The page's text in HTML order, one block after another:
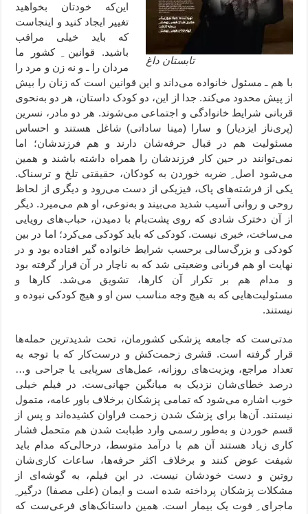
تابستان داغ
این‌که خودتان بخواهید
تغییر ایجاد کنید و اینجاست
که باید خیلی مراقب
باشید. قوانین ِ کشور ما
مردان را ـ و نه زن و مرد را
با هم ـ مسئول خانواده می‌داند و این قوانین است که زنان را بیش
از پیش محدود می‌کند. جدا از این، دو کودک داستان، هر دو به‌نحوی
قربانی شرایط خانوادگی و اجتماعی می‌شوند. هر دو مادر، نسرین
(پری‌ناز ایزدیار) و سارا (مینا ساداتی) شاغل هستند و احساس
مسئولیت هم در قبال حرفه‌شان دارند و هم فرزندشان؛ اما
نمی‌توانند در حین کار فرزند‌شان را همراه داشته باشند و همین
می‌شود اصل ِ ضربه خوردن به کودکان، حقیقتی تلخ و ترسناک.
یکی از فرشته‌های پاک، فیزیکی از دست می‌رود و دیگری از لحاظ
روحی و روانی آسیب شدید می‌بیند و به‌نوعی، او هم می‌میرد. دیگر
از آن دخترک شادی که روی پشت‌بام با دمیدن، حباب‌های رویایی
می‌ساخت، خبری نیست. کودکی که باید کودکی می‌کرد؛ اما در بین
کودکی و بزرگ‌سالی برحسب شرایط خانواده گیر افتاده بود و در
نهایت او هم قربانی وضعیتی شد که به ناچار در آن قرار گرفته بود
و مدام هم بر تکرار آن کارها، تشویق می‌شد. کارها و
مسئولیت‌هایی که به هیچ وجه مناسب سن او و هیچ کودکی نبوده و
نیستند.
مدتی‌ست که جامعه پزشکی کشورمان، تحت شدیدترین حمله‌ها
قرار گرفته است. قشری زحمت‌کش و درست‌کار که با توجه به
تعداد مراجع، ویزیت‌های روزانه، عمل‌های سرپایی یا جراحی‌ و…
درصد خطای‌شان نزدیک به میانگین جهانی‌ست. در فیلم خیلی
خوب اشاره می‌شود که تمامی پزشکان برخلاف باور عامه، متمول
نیستند. آن‌ها برای پزشک شدن زحمت فراوان کشیده‌اند و پس از
قسم خوردن و به‌طور رسمی وارد طبابت شدن هم متحمل فشار
کاری زیاد هستند آن هم با درآمد متوسط، درحالی‌که مدام باید
شیفت عوض کنند و برخلاف اکثر حرفه‌ها، ساعات کاری‌شان
روتین و دست خودشان نیست. در این فیلم، به گوشه‌ای از
مشکلات پزشکان پرداخته شده است و ایمان (علی مصفا) درگیر ِ
ماجرای ِ فوت یک بیمار است. همین داستانک‌های فرعی‌ست که